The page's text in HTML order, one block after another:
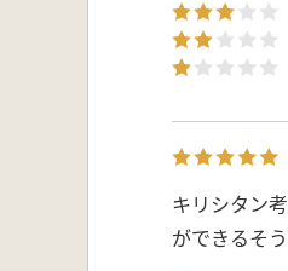
キリシタン
ができるそ